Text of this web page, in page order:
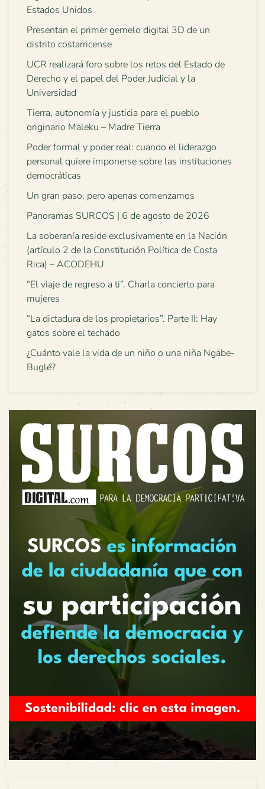
Estados Unidos
Presentan el primer gemelo digital 3D de un
distrito costarricense
UCR realizará foro sobre los retos del Estado de
Derecho y el papel del Poder Judicial y la
Universidad
Tierra, autonomía y justicia para el pueblo
originario Maleku – Madre Tierra
Poder formal y poder real: cuando el liderazgo
personal quiere imponerse sobre las instituciones
democráticas
Un gran paso, pero apenas comenzamos
Panoramas SURCOS | 6 de agosto de 2026
La soberanía reside exclusivamente en la Nación
(artículo 2 de la Constitución Política de Costa
Rica) – ACODEHU
“El viaje de regreso a ti”. Charla concierto para
mujeres
“La dictadura de los propietarios”. Parte II: Hay
gatos sobre el techado
¿Cuánto vale la vida de un niño o una niña Ngäbe-
Buglé?